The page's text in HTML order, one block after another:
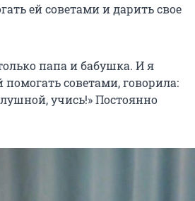
ей советами и дарить свое
папа и бабушка. И я
помогать советами, говорила:
учись!» Постоянно